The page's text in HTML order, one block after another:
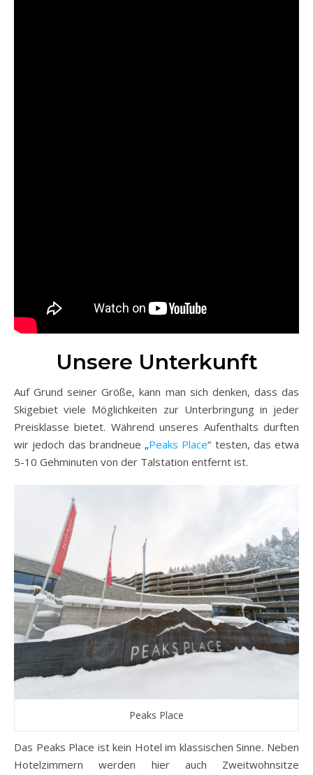
Unsere Unterkunft
Auf Grund seiner Größe, kann man sich denken, dass das
Skigebiet viele Möglichkeiten zur Unterbringung in jeder
Preisklasse bietet. Während unseres Aufenthalts durften
wir jedoch das brandneue „Peaks Place“ testen, das etwa
5-10 Gehminuten von der Talstation entfernt ist.
Peaks Place
Das Peaks Place ist kein Hotel im klassischen Sinne. Neben
Hotelzimmern werden hier auch Zweitwohnsitze